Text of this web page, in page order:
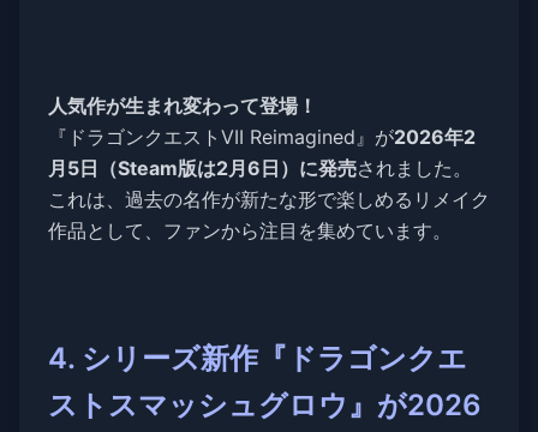
人気作が生まれ変わって登場！
『ドラゴンクエストVII Reimagined』が2026年2
月5日（Steam版は2月6日）に発売されました。
これは、過去の名作が新たな形で楽しめるリメイク
作品として、ファンから注目を集めています。
4. シリーズ新作『ドラゴンクエ
ストスマッシュグロウ』が2026